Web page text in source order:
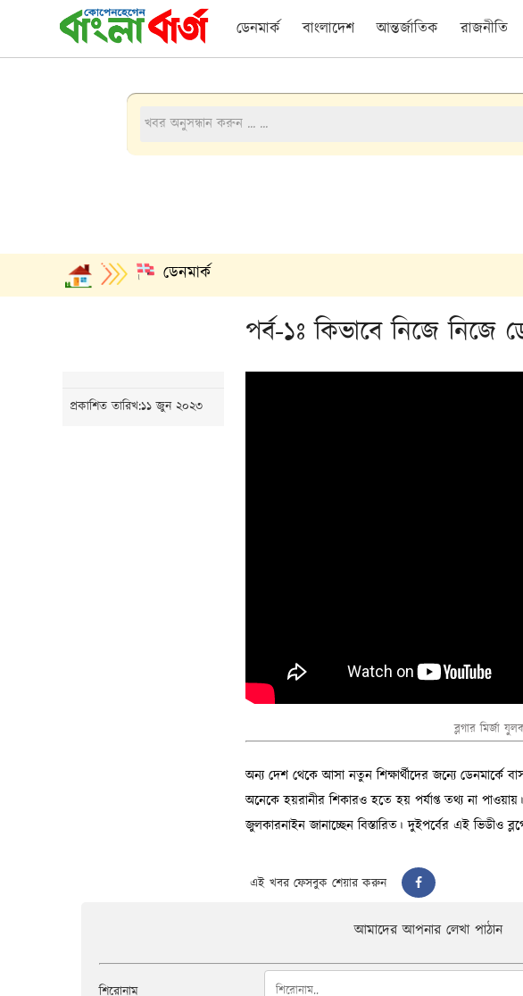
ডেনমার্ক বাংলাদেশ আন্তর্জাতিক রাজনীতি
ডেনমার্ক
পর্ব-১ঃ কিভাবে নিজে নিজে
প্রকাশিত তারিখ:১১ জুন ২০২৩
ব্লগার মির্জা
এই খবর ফেসবুক শেয়ার করুন
আমাদের আপনার লেখা পাঠান
শিরোনাম